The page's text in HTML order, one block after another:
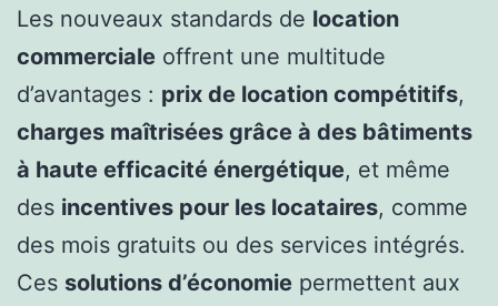
Les nouveaux standards de location
commerciale offrent une multitude
d’avantages : prix de location compétitifs,
charges maîtrisées grâce à des bâtiments
à haute efficacité énergétique, et même
des incentives pour les locataires, comme
des mois gratuits ou des services intégrés.
Ces solutions d’économie permettent aux